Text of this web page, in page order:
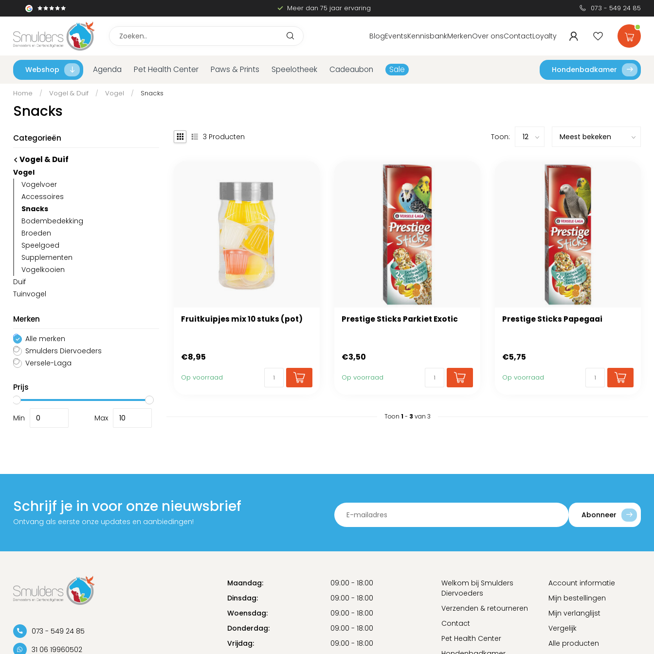
Meer dan 75 jaar ervaring 073 - 549 24 85
BlogEventsKennisbankMerkenOver onsContactLoyalty
Webshop Agenda Pet Health Center Paws & Prints Speelotheek Cadeaubon Sale Hondenbadkamer
Home / Vogel & Duif / Vogel / Snacks
Snacks
Categorieën
Vogel & Duif
Vogel
Vogelvoer
Accessoires
Snacks
Bodembedekking
Broeden
Speelgoed
Supplementen
Vogelkooien
Duif
Tuinvogel
Merken
Alle merken
Smulders Diervoeders
Versele-Laga
Prijs
Min Max
3 Producten Toon:
Fruitkuipjes mix 10 stuks (pot)
€8,95
Op voorraad
Prestige Sticks Parkiet Exotic
€3,50
Op voorraad
Prestige Sticks Papegaai
€5,75
Op voorraad
Toon 1- 3 van 3
Schrijf je in voor onze nieuwsbrief
Ontvang als eerste onze updates en aanbiedingen!
Abonneer
073 - 549 24 85
31 06 19960502
Maandag:
09:00 - 18:00
Dinsdag:
09:00 - 18:00
Woensdag:
09:00 - 18:00
Donderdag:
09:00 - 18:00
Vrijdag:
09:00 - 18:00
Welkom bij Smulders
Diervoeders
Verzenden & retourneren
Contact
Pet Health Center
Account informatie
Mijn bestellingen
Mijn verlanglijst
Vergelijk
Alle producten